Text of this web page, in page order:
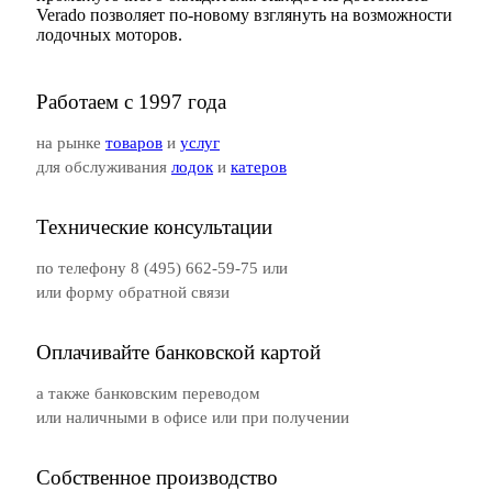
Verado позволяет по-новому взглянуть на возможности
лодочных моторов.
Работаем с 1997 года
на рынке товаров и услуг
для обслуживания лодок и катеров
Технические консультации
по телефону 8 (495) 662-59-75 или
или форму обратной связи
Оплачивайте банковской картой
а также банковским переводом
или наличными в офисе или при получении
Собственное производство